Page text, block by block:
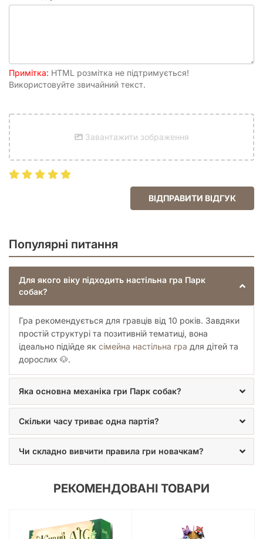
8 для «Обхідного маршруту»), 10 карток
цілей (5 ускладнених, 5 звичайних), 4
BGG
Dann May, Holly Exley, Kate Avery
Примітка: HTML розмітка не підтримується!
Використовуйте звичайний текст.
Завантажити зображення
ВІДПРАВИТИ ВІДГУК
Популярні питання
Для якого віку підходить настільна гра Парк
собак?
Гра рекомендується для гравців від 10 років. Завдяки
простій структурі та позитивній тематиці, вона
ідеально підійде як сімейна настільна гра для дітей та
дорослих 🐶.
Яка основна механіка гри Парк собак?
Скільки часу триває одна партія?
Чи складно вивчити правила гри новачкам?
РЕКОМЕНДОВАНІ ТОВАРИ